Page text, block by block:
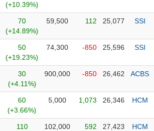
(+10.39%)
70
(+14.89%)
59,500 112 25,077 SSI
50
(+19.23%)
74,300 -850 25,596 SSI
30
(+4.11%)
900,000 -850 26,462 ACBS
60
(+3.66%)
5,000 1,073 26,346 HCM
110
102,000 592 27,423 HCM